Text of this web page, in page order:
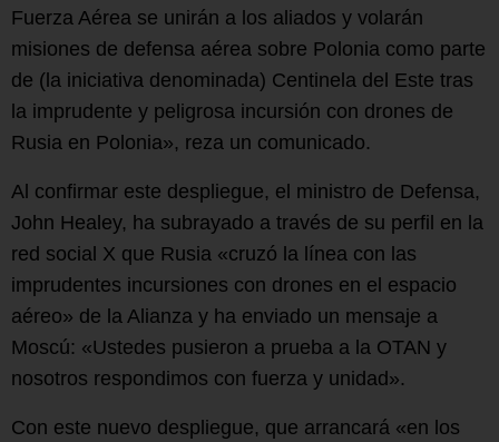
Fuerza Aérea se unirán a los aliados y volarán
misiones de defensa aérea sobre Polonia como parte
de (la iniciativa denominada) Centinela del Este tras
la imprudente y peligrosa incursión con drones de
Rusia en Polonia», reza un comunicado.
Al confirmar este despliegue, el ministro de Defensa,
John Healey, ha subrayado a través de su perfil en la
red social X que Rusia «cruzó la línea con las
imprudentes incursiones con drones en el espacio
aéreo» de la Alianza y ha enviado un mensaje a
Moscú: «Ustedes pusieron a prueba a la OTAN y
nosotros respondimos con fuerza y unidad».
Con este nuevo despliegue, que arrancará «en los